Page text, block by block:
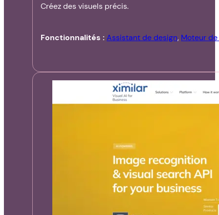
Créez des visuels précis.
Fonctionnalités : Assistant de design, Moteur